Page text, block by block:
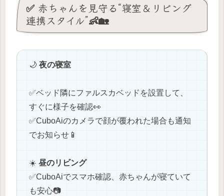
✅ 赤ちゃんを見守る“寝室＆リビング
連携スタイル”👶🏡
🌙 夜の寝室
✅️ベッド隣にファルスカベッドを設置して、
すぐに様子を確認👀
✅️CuboAiのカメラで顔が覆われた場合も通知
でお知らせ📱
☀️ 昼のリビング
✅️CuboAiでスマホ確認、赤ちゃんが寝ていて
も安心📷